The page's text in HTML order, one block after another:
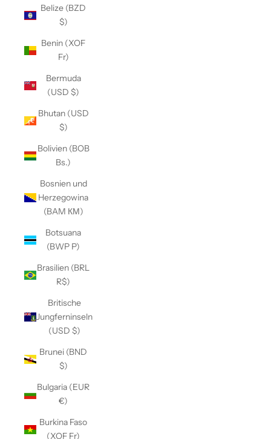
Belize (BZD
$)
Benin (XOF
Fr)
Bermuda
(USD $)
Bhutan (USD
$)
Bolivien (BOB
Bs.)
Bosnien und
Herzegowina
(BAM КМ)
Botsuana
(BWP P)
Brasilien (BRL
R$)
Britische
Jungferninseln
(USD $)
Brunei (BND
$)
Bulgaria (EUR
€)
Burkina Faso
(XOF Fr)